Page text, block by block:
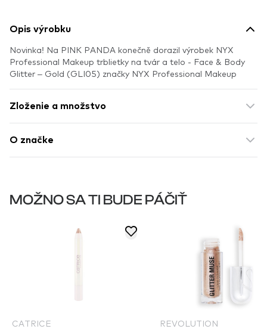
Opis výrobku
Novinka! Na PINK PANDA konečně dorazil výrobek NYX
Professional Makeup trblietky na tvár a telo - Face & Body
Glitter – Gold (GLI05) značky NYX Professional Makeup
Zloženie a množstvo
O značke
MOŽNO SA TI BUDE PÁČIŤ
CATRICE REVOLUTION